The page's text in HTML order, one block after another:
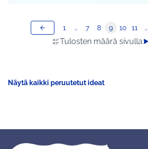
Tulosten määrä sivulla:
1 … 7 8 9 10 11 …
Näytä kaikki peruutetut ideat